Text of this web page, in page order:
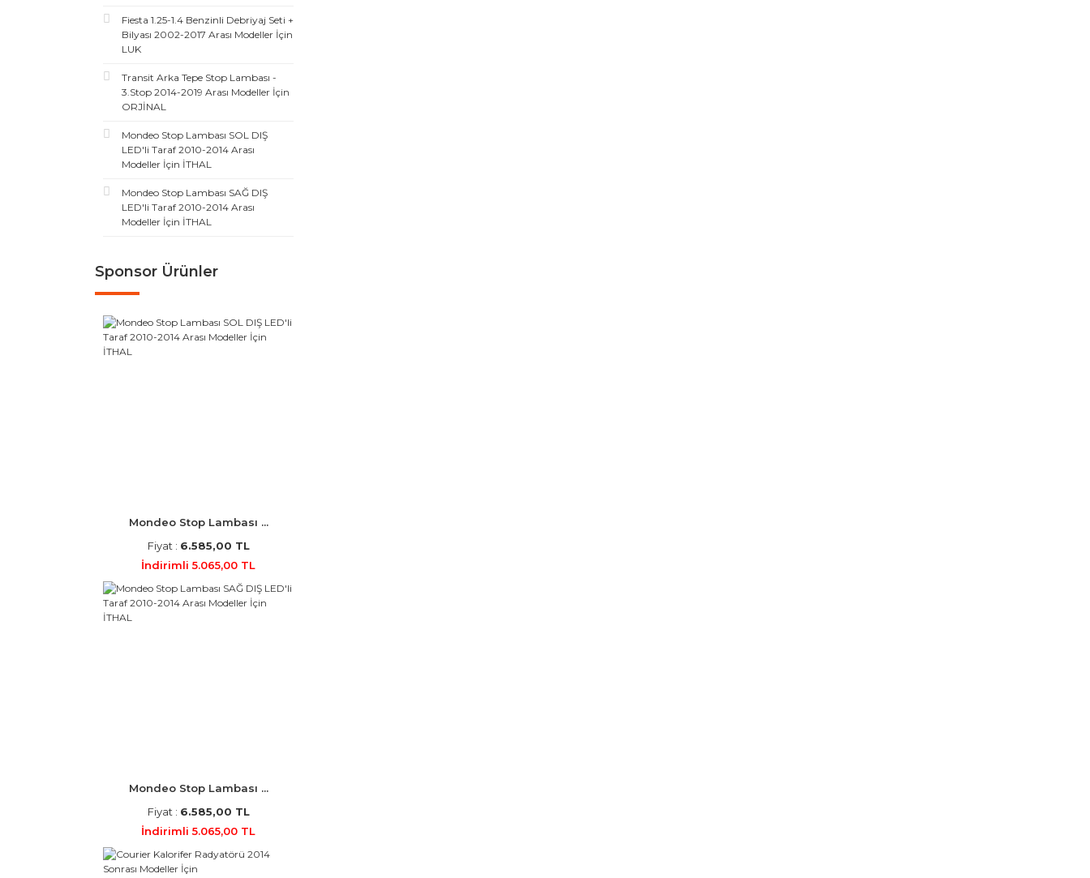
Fiesta 1.25-1.4 Benzinli Debriyaj Seti +
Bilyası 2002-2017 Arası Modeller İçin
LUK
Transit Arka Tepe Stop Lambası -
3.Stop 2014-2019 Arası Modeller İçin
ORJİNAL
Mondeo Stop Lambası SOL DIŞ
LED'li Taraf 2010-2014 Arası
Modeller İçin İTHAL
Mondeo Stop Lambası SAĞ DIŞ
LED'li Taraf 2010-2014 Arası
Modeller İçin İTHAL
Sponsor Ürünler
Mondeo Stop Lambası ...
Fiyat : 6.585,00 TL
İndirimli 5.065,00 TL
Mondeo Stop Lambası ...
Fiyat : 6.585,00 TL
İndirimli 5.065,00 TL